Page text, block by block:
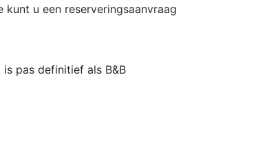
u een reserveringsaanvraag
pas definitief als B&B